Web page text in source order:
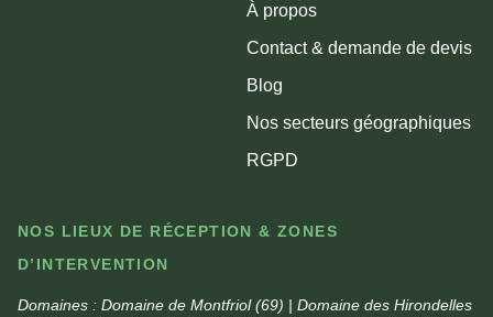
À propos
Contact & demande de devis
Blog
Nos secteurs géographiques
RGPD
NOS LIEUX DE RÉCEPTION & ZONES
D’INTERVENTION
Domaines : Domaine de Montfriol (69) | Domaine des Hirondelles